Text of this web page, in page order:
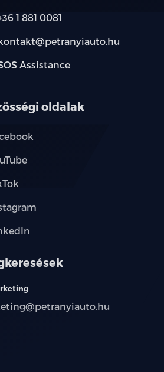
1 881 0081
Assistance
oldalak